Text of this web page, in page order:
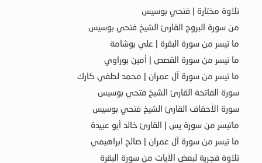
تلاوة مختارة | فتحي بوسيس
من سورة البروج القارئ الشيخ فتحي بوسيس
ما تيسر من سورة البقرة | علي بوشامة
ما تيسر من سورة القصص | أمين بوراوي
ما تيسر من سورة آل عمران | محمد لطفي كارك
سورة الفاتحة القارئ الشيخ فتحي بوسيس
سورة الأحقاف القارئ الشيخ فتحي بوسيس
ماتيسر من سورة يس | القارئ خالد أبو عبيدة
ما تيسر من سورة آل عمران | صالح ابراهيمي
تلاوة فجرية لبعض الآيات من سورة البقرة